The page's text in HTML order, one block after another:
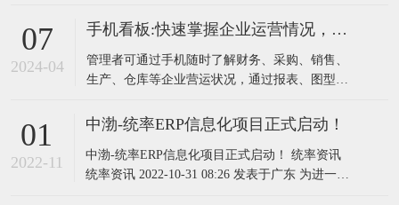
求。是整合管理和多类硬件的综合智能化系统，
它由一组共享数据的程序，通过布置在生产现场
的专用设备，对原材料上线到成品入库的整个生
产过程实时采集数据、控制和监控来提高生
07
2024-04
手机看板:快速掌握企业运营情况，助力管理者科学决策
管理者可通过手机随时了解财务、采购、销售、
生产、仓库等企业营运状况，通过报表、图型等
的决策数据支持，从而迅速调整经营策略以应对
01
2022-11
中渤-统率ERP信息化项目正式启动！
中渤-统率ERP信息化项目正式启动！ 统率资讯
统率资讯 2022-10-31 08:26 发表于广东 为进一步